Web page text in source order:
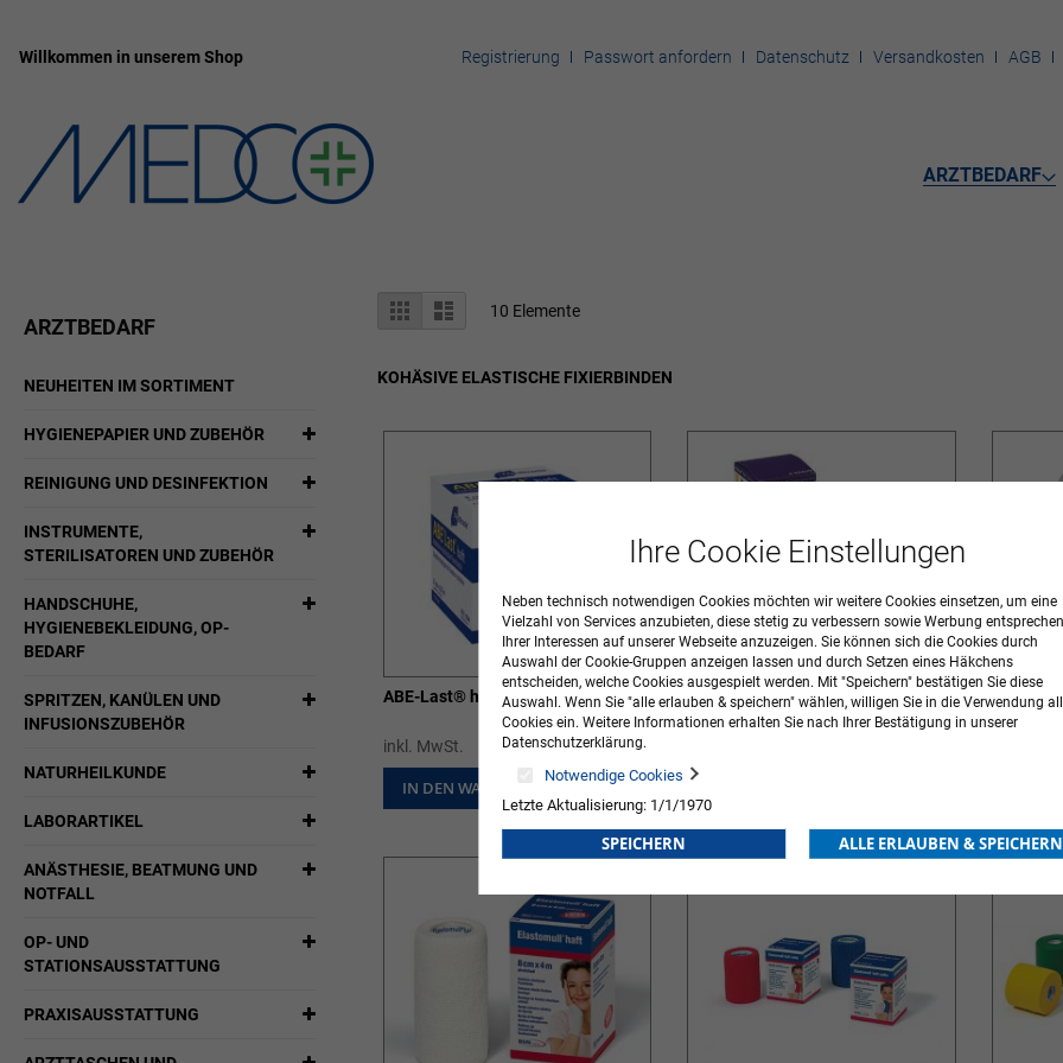
Zum
Willkommen in unserem Shop Registrierung Passwort anfordern Datenschutz Versandkosten AGB
ARZTBEDARF
Anzeigen
als
Liste Liste 10 Elemente
KOHÄSIVE ELASTISCHE FIXIERBINDEN
ABE-Last® haft Fixierbinde
inkl. MwSt. Ab8,57 €
IN DEN WARENKORB ZUR
WUNSCHLISTE
Askina® Haft Color
WUNSCHLISTE
IN
ARZTBEDARF
NEUHEITEN IM SORTIMENT
HYGIENEPAPIER UND ZUBEHÖR
REINIGUNG UND DESINFEKTION
INSTRUMENTE,
STERILISATOREN UND ZUBEHÖR
HANDSCHUHE,
HYGIENEBEKLEIDUNG, OP-
BEDARF
SPRITZEN, KANÜLEN UND
INFUSIONSZUBEHÖR
NATURHEILKUNDE
LABORARTIKEL
ANÄSTHESIE, BEATMUNG UND
NOTFALL
OP- UND
STATIONSAUSSTATTUNG
PRAXISAUSSTATTUNG
Ihre Cookie Einstellungen
Neben technisch notwendigen Cookies möchten wir weitere Cookies einsetzen, um eine
Vielzahl von Services anzubieten, diese stetig zu verbessern sowie Werbung
Ihrer Interessen auf unserer Webseite anzuzeigen. Sie können sich die Cookies durch
Auswahl der Cookie-Gruppen anzeigen lassen und durch Setzen eines Häkchens
entscheiden, welche Cookies ausgespielt werden. Mit "Speichern" bestätigen Sie diese
Auswahl. Wenn Sie "alle erlauben & speichern" wählen, willigen Sie in die Verwendung
Cookies ein. Weitere Informationen erhalten Sie nach Ihrer Bestätigung in unserer
Datenschutzerklärung.
Notwendige Cookies
Letzte Aktualisierung: 1/1/1970
SPEICHERN ALLE ERLAUBEN & SPEICHERN